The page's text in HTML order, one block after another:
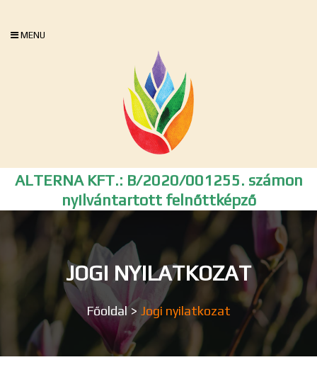
MENU
ALTERNA KFT.: B/2020/001255. számon
nyilvántartott felnőttképző
JOGI NYILATKOZAT
Főoldal > Jogi nyilatkozat